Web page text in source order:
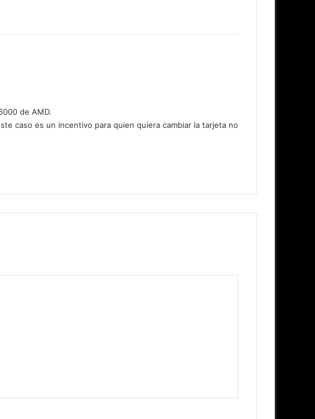
de AMD.
caso es un incentivo para quien quiera cambiar la tarjeta no